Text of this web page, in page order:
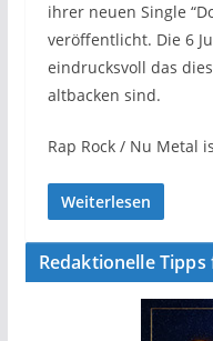
ihrer neuen Single
veröffentlicht. Die 6
eindrucksvoll das
altbacken sind.
Rap Rock / Nu Metal
Weiterlesen
Redaktionelle